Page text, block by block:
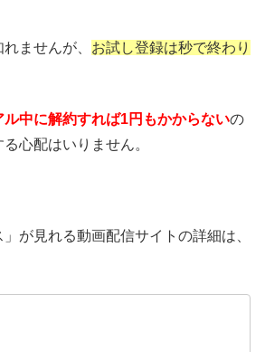
ませんが、 お試し登録は秒で終わり
ル中に解約すれば1円もかからないの
心配はいりません。
」が見れる動画配信サイトの詳細は、